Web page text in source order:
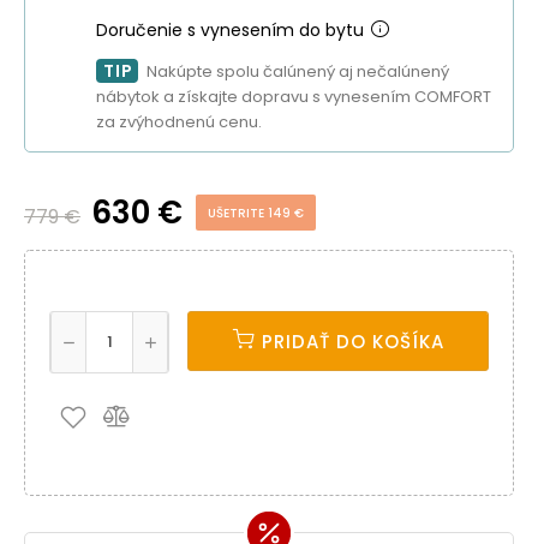
Doručenie s vynesením do bytu
TIP
Nakúpte spolu čalúnený aj nečalúnený
nábytok a získajte dopravu s vynesením COMFORT
za zvýhodnenú cenu.
779 € 630 € UŠETRITE 149 €
PRIDAŤ DO KOŠÍKA